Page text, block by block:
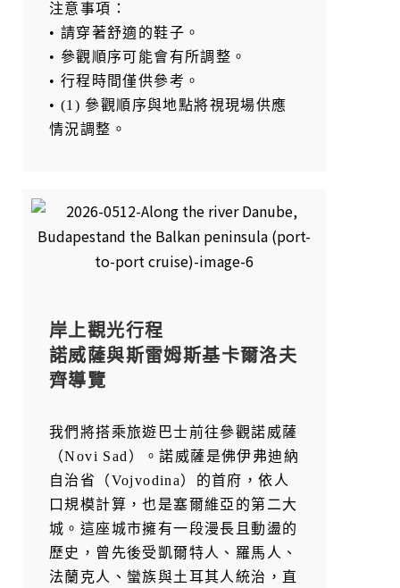
注意事項：
• 請穿著舒適的鞋子。
• 參觀順序可能會有所調整。
• 行程時間僅供參考。
• (1) 參觀順序與地點將視現場供應
情況調整。
岸上觀光行程
諾威薩與斯雷姆斯基卡爾洛夫
齊導覽
我們將搭乘旅遊巴士前往參觀諾威薩
（Novi Sad）。諾威薩是佛伊弗迪納
自治省（Vojvodina）的首府，依人
口規模計算，也是塞爾維亞的第二大
城。這座城市擁有一段漫長且動盪的
歷史，曾先後受凱爾特人、羅馬人、
法蘭克人、蠻族與土耳其人統治，直